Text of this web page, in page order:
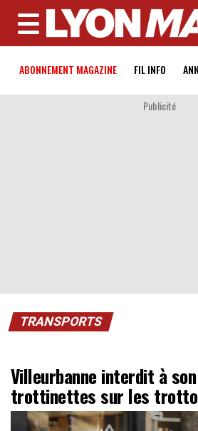
MENU
ABONNEMENT MAGAZINE FIL INFO
Publicité
TRANSPORTS
Villeurbanne interdit à
trottinettes sur les